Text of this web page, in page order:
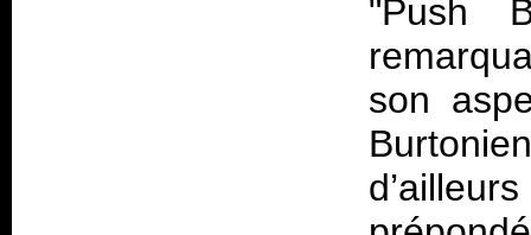
"Push
son